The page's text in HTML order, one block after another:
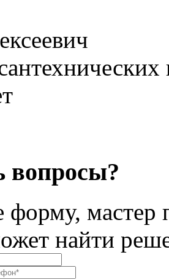
вопросы?
форму, мастер
найти